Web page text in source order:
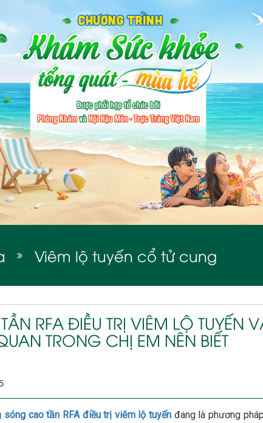
Viêm lộ tuyến cổ tử cung
RFA ĐIỀU TRỊ VIÊM LỘ TUYẾN
TRONG CHỊ EM NÊN BIẾT
sóng cao tần RFA điều trị viêm lộ tuyến đang là phương